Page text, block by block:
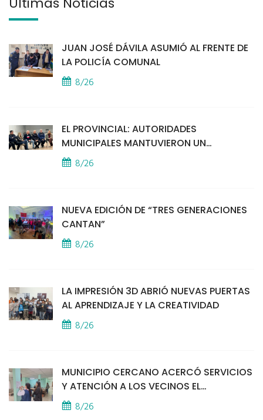
JUAN JOSÉ DÁVILA ASUMIÓ AL FRENTE DE
LA POLICÍA COMUNAL
8/26
EL PROVINCIAL: AUTORIDADES
MUNICIPALES MANTUVIERON UN
ENCUENTRO CON VECINOS POR LA
SEGURIDAD
8/26
NUEVA EDICIÓN DE “TRES GENERACIONES
CANTAN”
8/26
LA IMPRESIÓN 3D ABRIÓ NUEVAS PUERTAS
AL APRENDIZAJE Y LA CREATIVIDAD
8/26
MUNICIPIO CERCANO ACERCÓ SERVICIOS
Y ATENCIÓN A LOS VECINOS EL
PROVINCIAL
8/26